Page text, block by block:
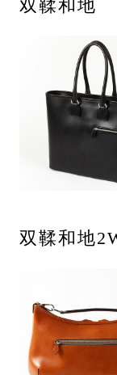
双鞣和地
双鞣和地